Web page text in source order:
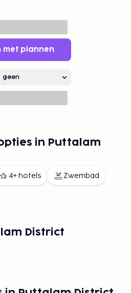
met plannen
in Puttalam
4+ hotels Zwembad
District